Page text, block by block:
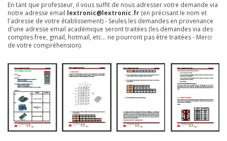
En tant que professeur, il vous suffit de nous adresser votre demande via
notre adresse email lextronic@lextronic.fr (en précisant le nom et
l'adresse de votre établissement) - Seules les demandes en provenance
d'une adresse email académique seront traitées (les demandes via des
comptes free, gmail, hotmail, etc... ne pourront pas être traitées - Merci
de votre compréhension).